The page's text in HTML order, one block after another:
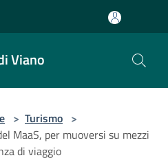
Viano
> Turismo >
MaaS, per muoversi su mezzi
di viaggio